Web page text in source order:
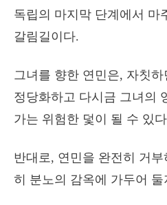
독립의 마지막 단계에서 마
갈림길이다.
그녀를 향한 연민은, 자칫
정당화하고 다시금 그녀의
가는 위험한 덫이 될 수 있
반대로, 연민을 완전히 거
히 분노의 감옥에 가두어 둘